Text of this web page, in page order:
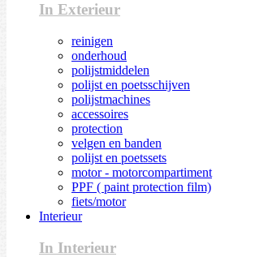
In Exterieur
reinigen
onderhoud
polijstmiddelen
polijst en poetsschijven
polijstmachines
accessoires
protection
velgen en banden
polijst en poetssets
motor - motorcompartiment
PPF ( paint protection film)
fiets/motor
Interieur
In Interieur